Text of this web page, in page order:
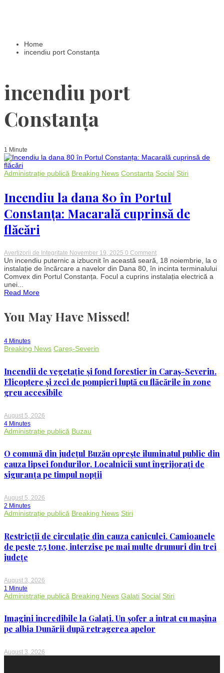
Home
incendiu port Constanța
incendiu port
Constanța
1 Minute
Administrație publică Breaking News Constanta Social Stiri
Incendiu la dana 80 în Portul
Constanța: Macarală cuprinsă de
flăcări
Avertizorii de Integritate November 19, 2025 0 Commenton
Incendiu
la
dana
80
Un incendiu puternic a izbucnit în această seară, 18 noiembrie, la o
instalație de încărcare a navelor din Dana 80, în incinta terminalului
Comvex din Portul Constanța. Focul a cuprins instalația electrică a
unei...
Read More
You May Have Missed!
4 Minutes
Breaking News Careș-Severin
Incendii de vegetație și fond forestier în Caraș-Severin.
Elicoptere și zeci de pompieri luptă cu flăcările în zone
greu accesibile
August 5, 2026
4 Minutes
Administrație publică Buzau
O comună din județul Buzău oprește iluminatul public din
cauza lipsei fondurilor. Localnicii sunt îngrijorați de
siguranța pe timpul nopții
August 5, 2026
2 Minutes
Administrație publică Breaking News Stiri
Restricții de circulație din cauza caniculei. Camioanele
de peste 7,5 tone, interzise pe mai multe drumuri din trei
județe
August 3, 2026
1 Minute
Administrație publică Breaking News Galati Social Stiri
Imagini incredibile la Galați. Un șofer a intrat cu mașina
pe albia Dunării după retragerea apelor
August 3, 2026